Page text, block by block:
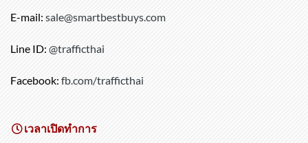
E-mail: sale@smartbestbuys.com
Line ID: @trafficthai
Facebook: fb.com/trafficthai
เวลาเปิดทำการ